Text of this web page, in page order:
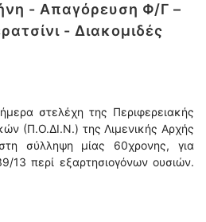
- Απαγόρευση Φ/Γ –
- Διακομιδές
στελέχη της Περιφερειακής
(Π.Ο.ΔΙ.Ν.) της Λιμενικής Αρχής
σύλληψη μίας 60χρονης, για
13 περί εξαρτησιογόνων ουσιών.